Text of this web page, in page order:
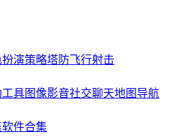
演策略塔防飞行射击
具图像影音社交聊天地图导航
软件合集